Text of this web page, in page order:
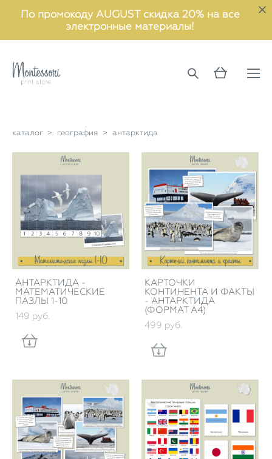
По промокоду AUGUST скидка 20% на все
электронные материалы!
каталог > география > антарктида
АНТАРКТИДА -
МАТЕМАТИЧЕСКИЕ
ПАЗЛЫ 1-10
149 pуб.
КАРТОЧКИ
КОНТИНЕНТА И ФАКТЫ
- АНТАРКТИДА
(ФОРМАТ А4)
499 pуб.